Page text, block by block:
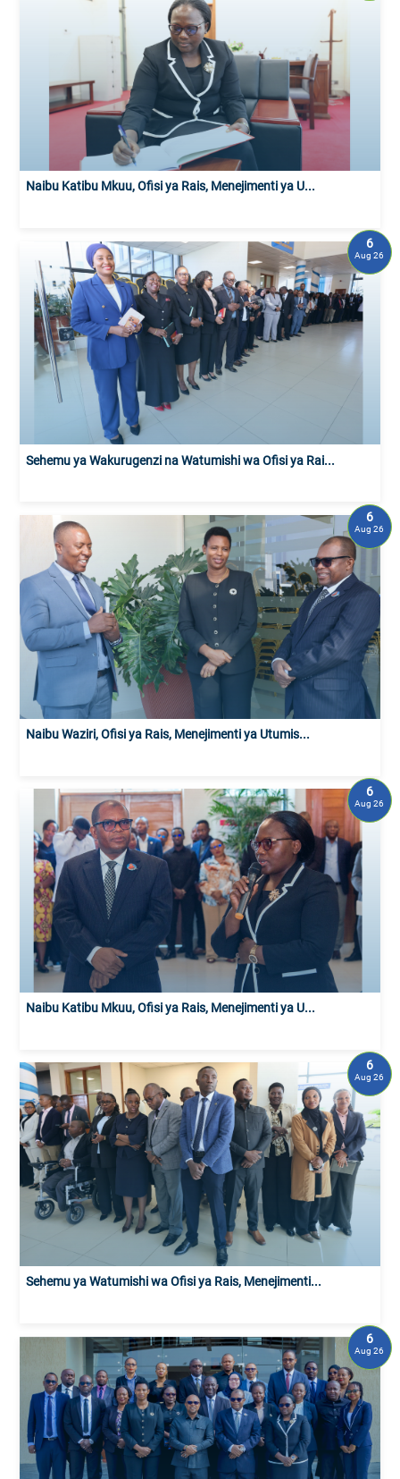
Naibu Katibu Mkuu, Ofisi ya Rais, Menejimenti ya U...
Sehemu ya Wakurugenzi na Watumishi wa Ofisi ya Rai...
6
Aug 26
Naibu Waziri, Ofisi ya Rais, Menejimenti ya Utumis...
6
Aug 26
Naibu Katibu Mkuu, Ofisi ya Rais, Menejimenti ya U...
6
Aug 26
Sehemu ya Watumishi wa Ofisi ya Rais, Menejimenti...
6
Aug 26
6
Aug 26